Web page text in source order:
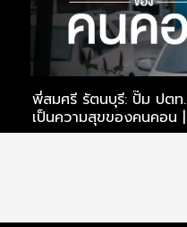
พี่สมศรี รัตนบุรี: ปั๊ม ปตท